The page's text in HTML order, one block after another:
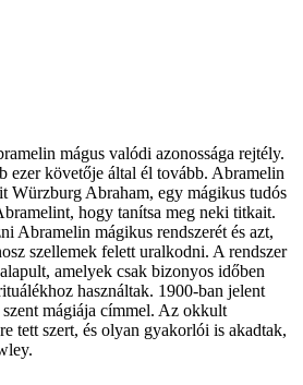
mágus valódi azonossága rejtély.
ezer követője által él tovább. Abramelin
Würzburg Abraham, egy mágikus tudós
hogy tanítsa meg neki titkait.
Abramelin mágikus rendszerét és azt,
szellemek felett uralkodni. A rendszer
amelyek csak bizonyos időben
használtak. 1900-ban jelent
mágiája címmel. Az okkult
tett szert, és olyan gyakorlói is akadtak,